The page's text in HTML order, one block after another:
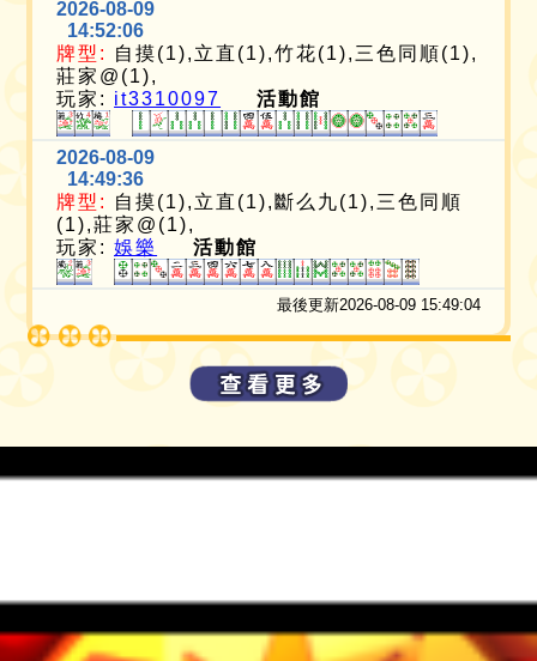
2026-08-09
14:52:06
牌型:
自摸(1),立直(1),竹花(1),三色同順(1),
莊家@(1),
玩家: it3310097 活動館
2026-08-09
14:49:36
牌型:
自摸(1),立直(1),斷么九(1),三色同順
(1),莊家@(1),
玩家:娛樂 活動館
最後更新2026-08-09 15:49:04